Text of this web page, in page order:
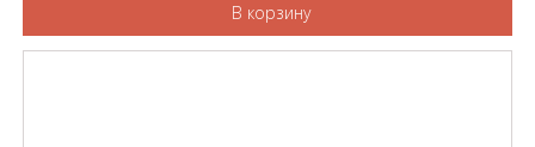
В корзину